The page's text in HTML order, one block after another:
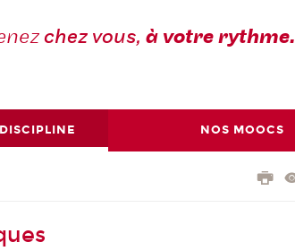
chez vous, à votre rythme.
NOS MOOCS